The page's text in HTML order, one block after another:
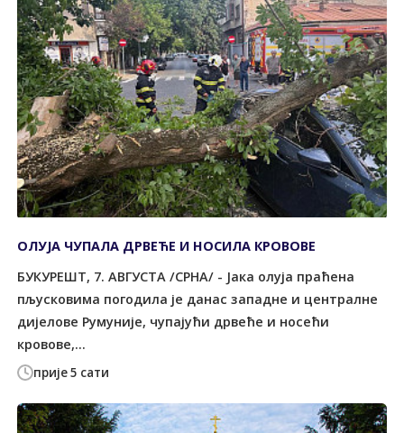
прије 5 сати
ОЛУЈА ЧУПАЛА ДРВЕЋЕ И НОСИЛА КРОВОВЕ
БУКУРЕШT, 7. АВГУСТА /СРНА/ - Јака олуја праћена
пљусковима погодила је данас западне и централне
дијелове Румуније, чупајући дрвеће и носећи
кровове,...